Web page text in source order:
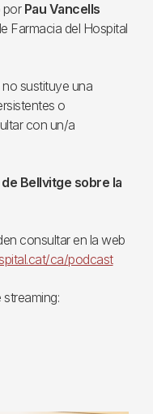
por Pau Vancells
Farmacia del Hospital
sustituye una
o
con un/a
Bellvitge sobre la
consultar en la web
ca/podcast